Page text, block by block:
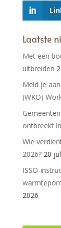
Laatste
Met een
uitbreiden
Meld je
(WKO)
ontbreekt
Wie
2026? 20
ISSO-
2026